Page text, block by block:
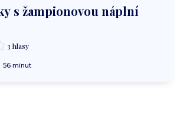
s žampionovou náplní
3 hlasy
56 minut